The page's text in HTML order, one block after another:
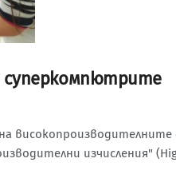
суперкомпютрите
високопроизводителните
изчисления"